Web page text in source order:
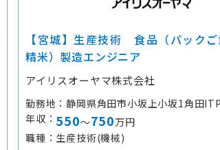
【宮城】生産技術 食品（パックご
精米）製造エンジニア
アイリスオーヤマ株式会社
勤務地
静岡県角田市小坂上小坂1角田ITP
年収
550～750万円
職種
生産技術(機械)